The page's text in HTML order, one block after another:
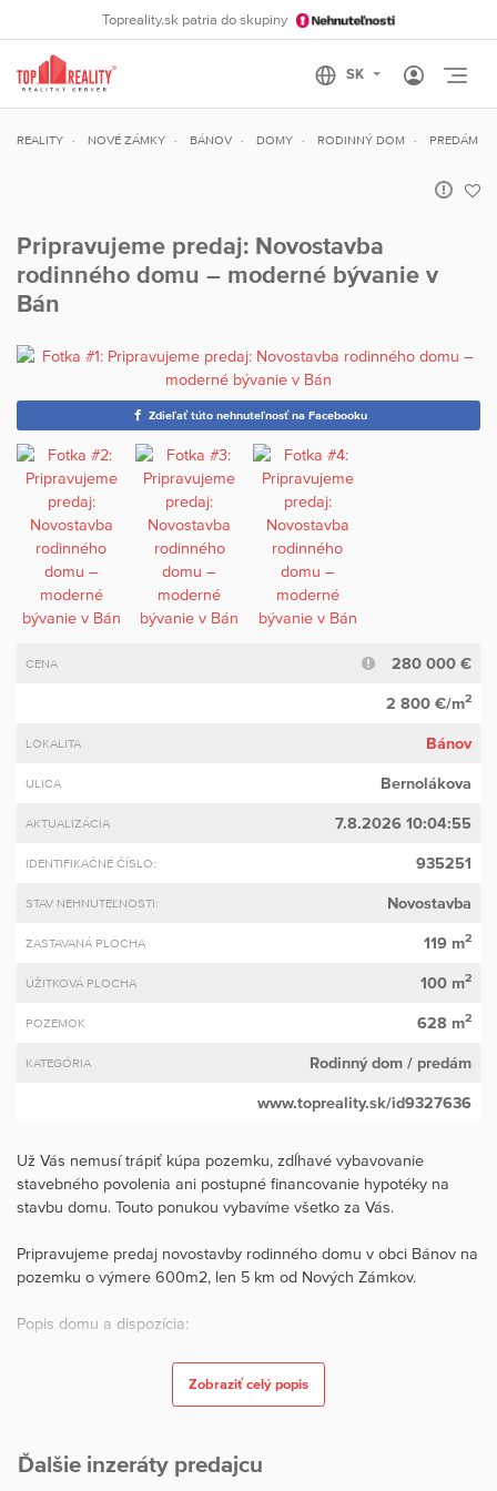
Topreality.sk patria do skupiny
REALITY NOVÉ ZÁMKY BÁNOV DOMY RODINNÝ DOM PREDÁM
Pripravujeme predaj: Novostavba
rodinného domu – moderné bývanie v
Bán
Zdieľať túto nehnuteľnosť na Facebooku
CENA 280 000 €
2 800 €/m2
LOKALITA Bánov
ULICA Bernolákova
AKTUALIZÁCIA 7.8.2026 10:04:55
IDENTIFIKAČNÉ ČÍSLO: 935251
STAV NEHNUTEĽNOSTI: Novostavba
ZASTAVANÁ PLOCHA 119 m2
ÚŽITKOVÁ PLOCHA 100 m2
POZEMOK 628 m2
KATEGÓRIA Rodinný dom / predám
www.topreality.sk/id9327636
Už Vás nemusí trápiť kúpa pozemku, zdĺhavé vybavovanie
stavebného povolenia ani postupné financovanie hypotéky na
stavbu domu. Touto ponukou vybavíme všetko za Vás.
Pripravujeme predaj novostavby rodinného domu v obci Bánov na
pozemku o výmere 600m2, len 5 km od Nových Zámkov.
Popis domu a dispozícia:
Moderný, jednopodlažný dom s plochou strechou. Dom je
priestranný, funkčne rozdelený na dennú a nočnú časť, ponúka
vlastného šatníka / kúpeľne (ak bude zvolený takýto variant pri
Zobraziť celý popis
Ďalšie inzeráty predajcu